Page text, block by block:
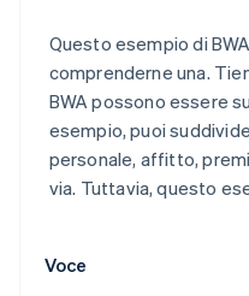
Questo esempio di
comprenderne una.
BWA possono essere
esempio, puoi
personale, affitto,
via. Tuttavia, questo
Voce